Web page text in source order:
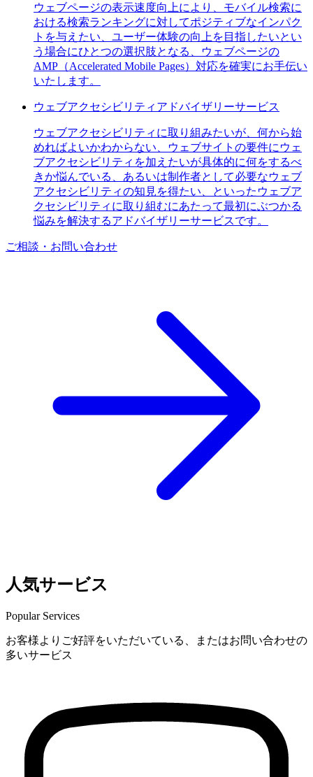
ウェブページの表示速度向上により、モバイル検索に
おける検索ランキングに対してポジティブなインパク
トを与えたい、ユーザー体験の向上を目指したいとい
う場合にひとつの選択肢となる、ウェブページの
AMP（Accelerated Mobile Pages）対応を確実にお手伝い
いたします。
ウェブアクセシビリティアドバイザリーサービス
ウェブアクセシビリティに取り組みたいが、何から始
めればよいかわからない、ウェブサイトの要件にウェ
ブアクセシビリティを加えたいが具体的に何をするべ
きか悩んでいる、あるいは制作者として必要なウェブ
アクセシビリティの知見を得たい、といったウェブア
クセシビリティに取り組むにあたって最初にぶつかる
悩みを解決するアドバイザリーサービスです。
ご相談・お問い合わせ
人気サービス
Popular Services
お客様よりご好評をいただいている、またはお問い合わせの
多いサービス